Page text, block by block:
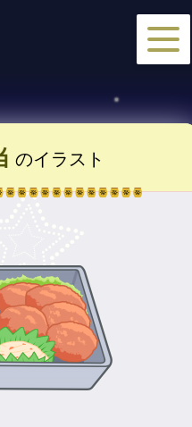
のイラスト